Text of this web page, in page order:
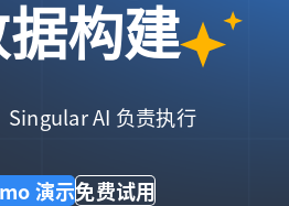
构建
Singular AI 负责执行
演示免费试用